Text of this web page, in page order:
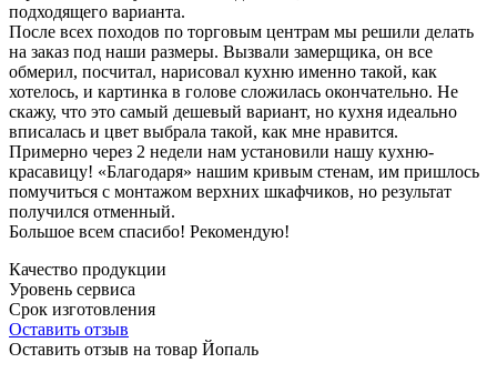
подходящего варианта.
После всех походов по торговым центрам мы решили делать
на заказ под наши размеры. Вызвали замерщика, он все
обмерил, посчитал, нарисовал кухню именно такой, как
хотелось, и картинка в голове сложилась окончательно. Не
скажу, что это самый дешевый вариант, но кухня идеально
вписалась и цвет выбрала такой, как мне нравится.
Примерно через 2 недели нам установили нашу кухню-
красавицу! «Благодаря» нашим кривым стенам, им пришлось
помучиться с монтажом верхних шкафчиков, но результат
получился отменный.
Большое всем спасибо! Рекомендую!
Качество продукции
Уровень сервиса
Срок изготовления
Оставить отзыв
Оставить отзыв на товар Йопаль